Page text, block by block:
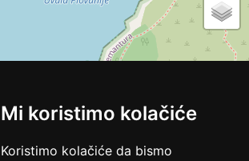
Mi koristimo kolačiće
Koristimo kolačiće da bismo